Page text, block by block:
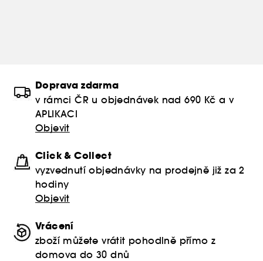
Doprava zdarma
v rámci ČR u objednávek nad 690 Kč a v
APLIKACI
Objevit
Click & Collect
vyzvednutí objednávky na prodejně již za 2
hodiny
Objevit
Vrácení
zboží můžete vrátit pohodlně přímo z
domova do 30 dnů